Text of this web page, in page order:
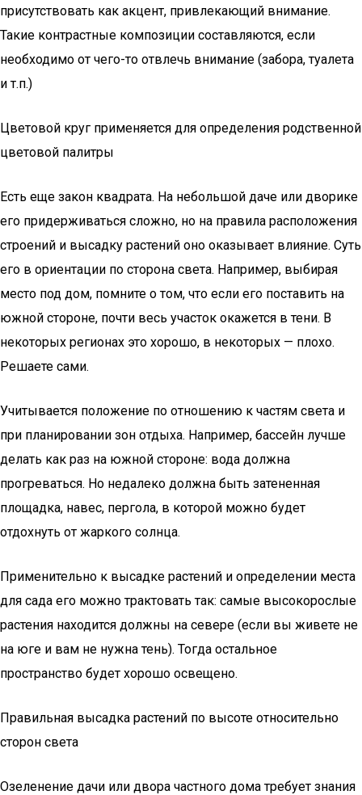
присутствовать как акцент, привлекающий внимание.
Такие контрастные композиции составляются, если
необходимо от чего-то отвлечь внимание (забора, туалета
и т.п.)
Цветовой круг применяется для определения родственной
цветовой палитры
Есть еще закон квадрата. На небольшой даче или дворике
его придерживаться сложно, но на правила расположения
строений и высадку растений оно оказывает влияние. Суть
его в ориентации по сторона света. Например, выбирая
место под дом, помните о том, что если его поставить на
южной стороне, почти весь участок окажется в тени. В
некоторых регионах это хорошо, в некоторых — плохо.
Решаете сами.
Учитывается положение по отношению к частям света и
при планировании зон отдыха. Например, бассейн лучше
делать как раз на южной стороне: вода должна
прогреваться. Но недалеко должна быть затененная
площадка, навес, пергола, в которой можно будет
отдохнуть от жаркого солнца.
Применительно к высадке растений и определении места
для сада его можно трактовать так: самые высокорослые
растения находится должны на севере (если вы живете не
на юге и вам не нужна тень). Тогда остальное
пространство будет хорошо освещено.
Правильная высадка растений по высоте относительно
сторон света
Озеленение дачи или двора частного дома требует знания